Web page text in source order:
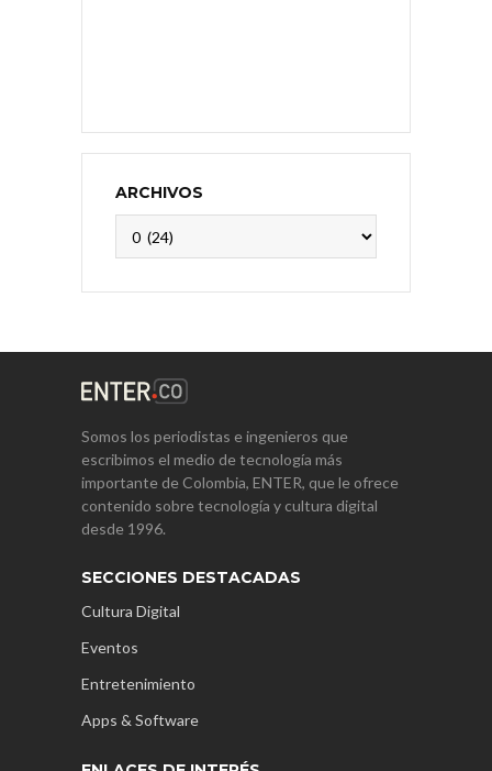
ARCHIVOS
Somos los periodistas e ingenieros que
escribimos el medio de tecnología más
importante de Colombia, ENTER, que le ofrece
contenido sobre tecnología y cultura digital
desde 1996.
SECCIONES DESTACADAS
Cultura Digital
Eventos
Entretenimiento
Apps & Software